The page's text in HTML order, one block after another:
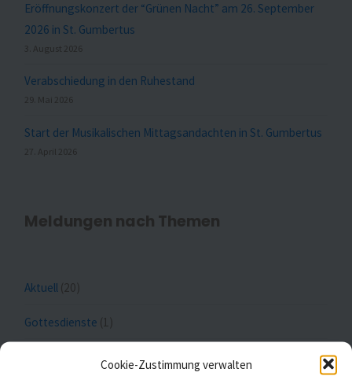
Cookie-Zustimmung verwalten
Eröffnungskonzert der “Grünen Nacht” am 26. September
2026 in St. Gumbertus
3. August 2026
Verabschiedung in den Ruhestand
29. Mai 2026
Start der Musikalischen Mittagsandachten in St. Gumbertus
27. April 2026
Meldungen nach Themen
Aktuell(20)
Gottesdienste (1)